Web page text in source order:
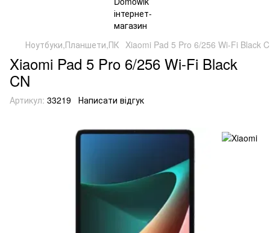
Ноутбуки,Планшети,ПК Xiaomi Pad 5 Pro 6/256 Wi-Fi Black
Xiaomi Pad 5 Pro 6/256 Wi-Fi Black
CN
Артикул: 33219 Написати відгук